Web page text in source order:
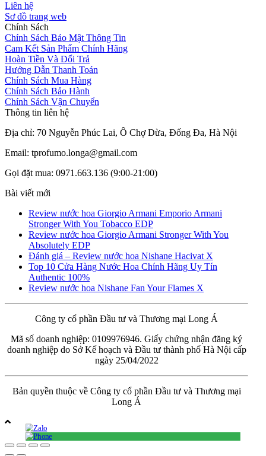
Liên hệ
Sơ đồ trang web
Chính Sách
Chính Sách Bảo Mật Thông Tin
Cam Kết Sản Phẩm Chính Hãng
Hoàn Tiền Và Đổi Trả
Hướng Dẫn Thanh Toán
Chính Sách Mua Hàng
Chính Sách Bảo Hành
Chính Sách Vận Chuyển
Thông tin liên hệ
Địa chỉ: 70 Nguyễn Phúc Lai, Ô Chợ Dừa, Đống Đa, Hà Nội
Email: tprofumo.longa@gmail.com
Gọi đặt mua: 0971.663.136 (9:00-21:00)
Bài viết mới
Review nước hoa Giorgio Armani Emporio Armani
Stronger With You Tobacco EDP
Review nước hoa Giorgio Armani Stronger With You
Absolutely EDP
Đánh giá – Review nước hoa Nishane Hacivat X
Top 10 Cửa Hàng Nước Hoa Chính Hãng Uy Tín
Authentic 100%
Review nước hoa Nishane Fan Your Flames X
Công ty cổ phần Đầu tư và Thương mại Long Á
Mã số doanh nghiệp: 0109976946. Giấy chứng nhận đăng ký
doanh nghiệp do Sở Kế hoạch và Đầu tư thành phố Hà Nội cấp
ngày 25/04/2022
Bản quyền thuộc về Công ty cổ phần Đầu tư và Thương mại
Long Á